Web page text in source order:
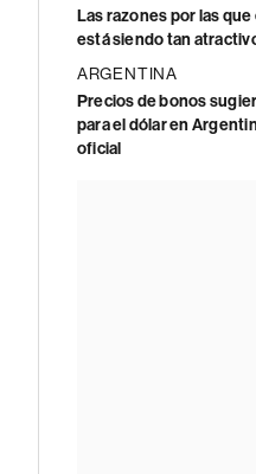
Las razones por las
está siendo tan
ARGENTINA
Precios de bonos
para el dólar en
oficial